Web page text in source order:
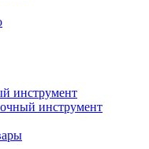
инструмент
инструмент